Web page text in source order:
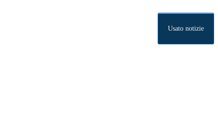
Usato notizie